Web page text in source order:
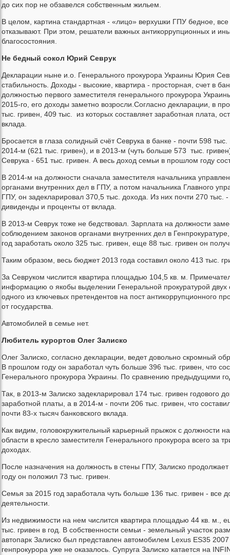
до сих пор не обзавелся собственным жильем.
В целом, картина стандартная - «лицо» верхушки ГПУ бедное,
отказывают. При этом, решатели важных антикоррупционных и
благосостояния.
Не бедный сокол Юрий Севрук
Декларации ныне и.о. Генерального прокурора Украины Юрия
стабильность. Доходы - высокие, квартира - просторная, счет в
должностью первого заместителя генерального прокурора
2015-го, его доходы заметно возросли.Согласно декларации, в
тыс. гривен, 409 тыс. из которых составляет заработная плата,
вклада.
Бросается в глаза солидный счёт Севрука в банке - почти 598
2014-м (621 тыс. гривен), и в 2013-м (чуть больше 573 тыс.
Севрука - 651 тыс. гривен. А весь доход семьи в прошлом году
В 2014-м на должности сначала заместителя начальника
органами внутренних дел в ГПУ, а потом начальника Главного
ГПУ, он задекларировал 370,5 тыс. дохода. Из них почти 270 тыс.
дивиденды и проценты от вклада.
В 2013-м Севрук тоже не бедствовал. Зарплата на должности
соблюдением законов органами внутренних дел в
год заработать около 325 тыс. гривен, еще 88 тыс. гривен он
Таким образом, весь бюджет 2013 года составил около 413 тыс.
За Севруком числится квартира площадью 104,5 кв. м.
информацию о якобы выделении Генеральной прокуратурой двух
одного из ключевых претендентов на пост антикоррупционного
от государства.
Автомобилей в семье нет.
Любитель курортов Олег Залиско
Олег Залиско, согласно декларации, ведет довольно скромный
В прошлом году он заработал чуть больше 396 тыс. гривен, что
Генерального прокурора Украины. По сравнению предыдущими
Так, в 2013-м Залиско задекларировал 174 тыс. гривен годового
заработной платы, а в 2014-м - почти 206 тыс. гривен, что
почти 83-х тысяч банковского вклада.
Как видим, головокружительный карьерный прыжок с должности
области в кресло заместителя Генерального прокурора всего за
доходах.
После назначения на должность в стены ГПУ, Залиско
году он положил 73 тыс. гривен.
Семья за 2015 год заработала чуть больше 136 тыс. гривен - все
деятельности.
Из недвижимости на нем числится квартира площадью 44 кв. м.,
тыс. гривен в год. В собственности семьи - земельный участок
автопарк Залиско был представлен автомобилем Lexus ES35
генпрокурора уже не оказалось. Супруга Залиско катается на